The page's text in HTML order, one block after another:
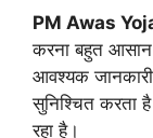
PM Awas
करना बहुत
आवश्यक
सुनिश्चित करता
रहा है।